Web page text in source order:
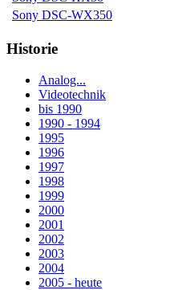
Sony DSC-WX350
Historie
Analog...
Videotechnik
bis 1990
1990 - 1994
1995
1996
1997
1998
1999
2000
2001
2002
2003
2004
2005 - heute